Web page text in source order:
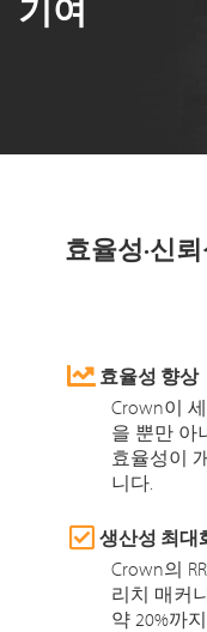
기여
효율성·신
효율성 향상
Crown이
을 뿐만 아
효율성이
니다.
생산성 최대
Crown의
리치 매커
약 20%까